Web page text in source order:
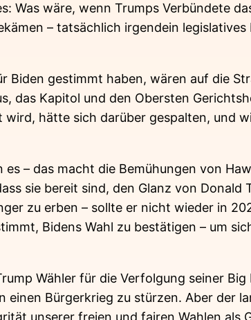
Was wäre, wenn Trumps Verbündete
– tatsächlich irgendein
Biden gestimmt haben, wären auf die
das Kapitol und den Obersten
hätte sich darüber gespalten, und
– das macht die Bemühungen von
sie bereit sind, den Glanz von Donald
zu erben – sollte er nicht wieder in
Bidens Wahl zu bestätigen – um
Wähler für die Verfolgung seiner Big
einen Bürgerkrieg zu stürzen. Aber der
unserer freien und fairen Wahlen als